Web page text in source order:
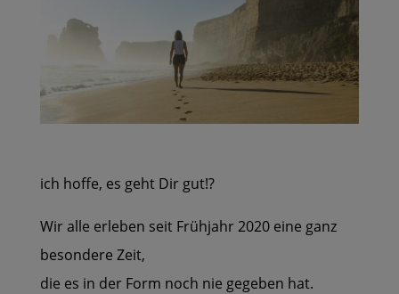
ich hoffe, es geht Dir gut!?
Wir alle erleben seit Frühjahr 2020 eine ganz
besondere Zeit,
die es in der Form noch nie gegeben hat.